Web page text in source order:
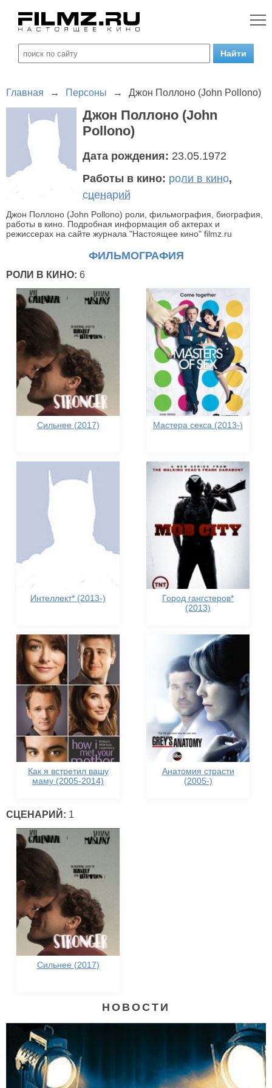
Главная → Персоны → Джон Поллоно (John Pollono)
Джон Поллоно (John
Pollono)
Дата рождения: 23.05.1972
Работы в кино: роли в кино,
сценарий
Джон Поллоно (John Pollono) роли, фильмография, биография,
работы в кино. Подробная информация об актерах и
режиссерах на сайте журнала "Настоящее кино" filmz.ru
ФИЛЬМОГРАФИЯ
РОЛИ В КИНО: 6
Сильнее (2017) Мастера секса (2013-)
Интеллект* (2013-)
Город гангстеров*
(2013)
Как я встретил вашу
маму (2005-2014)
Анатомия страсти
(2005-)
СЦЕНАРИЙ: 1
Сильнее (2017)
НОВОСТИ